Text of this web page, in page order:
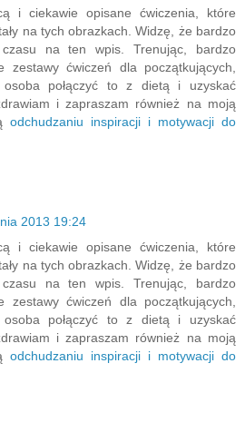
i ciekawie opisane ćwiczenia, które
na tych obrazkach. Widzę, że bardzo
czasu na ten wpis. Trenując, bardzo
zestawy ćwiczeń dla początkujących,
połączyć to z dietą i uzyskać
i zapraszam również na moją
odchudzaniu inspiracji i motywacji do
2013 19:24
i ciekawie opisane ćwiczenia, które
na tych obrazkach. Widzę, że bardzo
czasu na ten wpis. Trenując, bardzo
zestawy ćwiczeń dla początkujących,
połączyć to z dietą i uzyskać
i zapraszam również na moją
odchudzaniu inspiracji i motywacji do